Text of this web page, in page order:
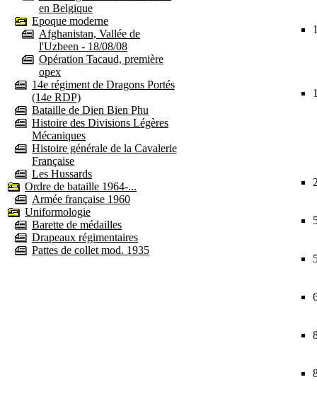
en Belgique
Epoque moderne
Afghanistan, Vallée de
l'Uzbeen - 18/08/08
Opération Tacaud, première
opex
14e régiment de Dragons Portés
(14e RDP)
Bataille de Dien Bien Phu
Histoire des Divisions Légères
Mécaniques
Histoire générale de la Cavalerie
Française
Les Hussards
Ordre de bataille 1964-...
Armée française 1960
Uniformologie
Barette de médailles
Drapeaux régimentaires
Pattes de collet mod. 1935